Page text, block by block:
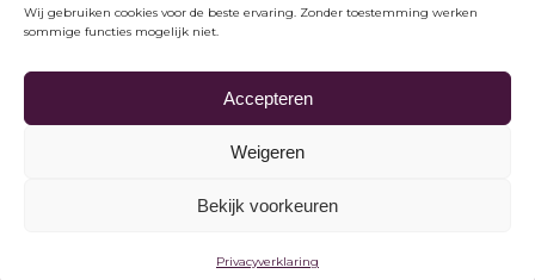
Wij gebruiken cookies voor de beste ervaring. Zonder toestemming werken
sommige functies mogelijk niet.
Accepteren
Weigeren
Bekijk voorkeuren
Privacyverklaring
Algemene voorwaarden